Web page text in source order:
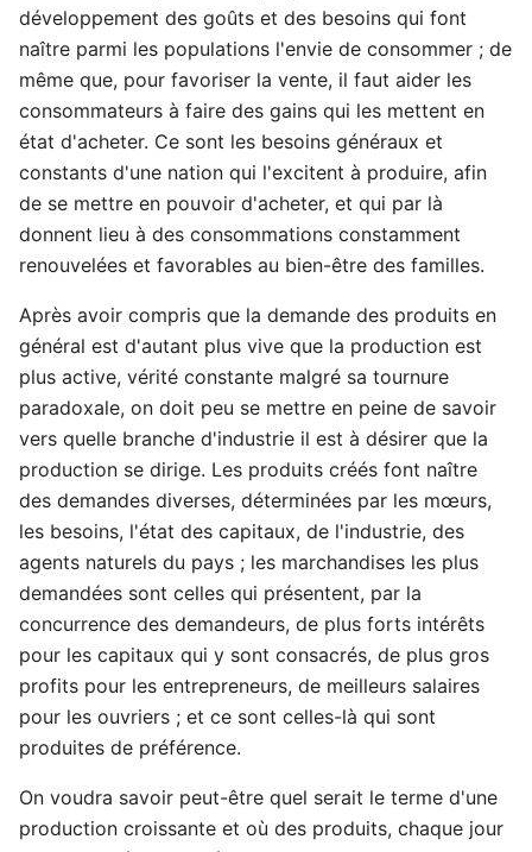
développement des goûts et des besoins qui font
naître parmi les populations l'envie de consommer ; de
même que, pour favoriser la vente, il faut aider les
consommateurs à faire des gains qui les mettent en
état d'acheter. Ce sont les besoins généraux et
constants d'une nation qui l'excitent à produire, afin
de se mettre en pouvoir d'acheter, et qui par là
donnent lieu à des consommations constamment
renouvelées et favorables au bien-être des familles.
Après avoir compris que la demande des produits en
général est d'autant plus vive que la production est
plus active, vérité constante malgré sa tournure
paradoxale, on doit peu se mettre en peine de savoir
vers quelle branche d'industrie il est à désirer que la
production se dirige. Les produits créés font naître
des demandes diverses, déterminées par les mœurs,
les besoins, l'état des capitaux, de l'industrie, des
agents naturels du pays ; les marchandises les plus
demandées sont celles qui présentent, par la
concurrence des demandeurs, de plus forts intérêts
pour les capitaux qui y sont consacrés, de plus gros
profits pour les entrepreneurs, de meilleurs salaires
pour les ouvriers ; et ce sont celles-là qui sont
produites de préférence.
On voudra savoir peut-être quel serait le terme d'une
production croissante et où des produits, chaque jour